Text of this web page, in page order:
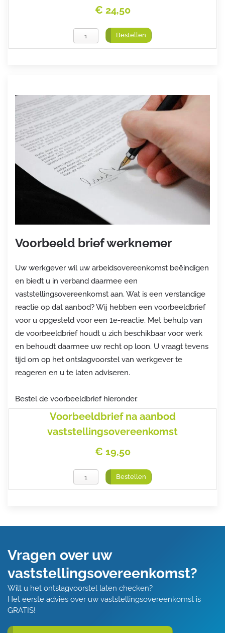
€ 24,50
Bestellen
Voorbeeld brief werknemer
Uw werkgever wil uw arbeidsovereenkomst beëindigen
en biedt u in verband daarmee een
vaststellingsovereenkomst aan. Wat is een verstandige
reactie op dat aanbod? Wij hebben een voorbeeldbrief
voor u opgesteld voor een 1e-reactie. Met behulp van
de voorbeeldbrief houdt u zich beschikbaar voor werk
en behoudt daarmee uw recht op loon. U vraagt tevens
tijd om op het ontslagvoorstel van werkgever te
reageren en u te laten adviseren.
Bestel de voorbeeldbrief hieronder.
Voorbeeldbrief na aanbod
vaststellingsovereenkomst
€ 19,50
Bestellen
Vragen over uw
vaststellingsovereenkomst?
Wilt u het ontslagvoorstel laten checken?
Het eerste advies over uw vaststellingsovereenkomst is
GRATIS!